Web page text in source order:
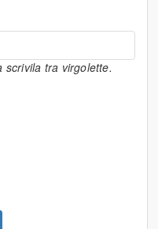
scrivila tra virgolette.